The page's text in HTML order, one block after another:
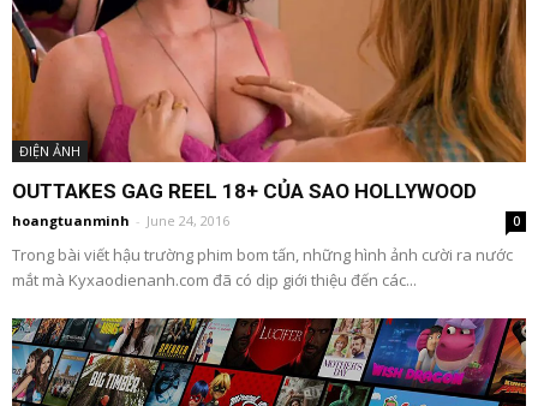
ĐIỆN ẢNH
OUTTAKES GAG REEL 18+ CỦA SAO HOLLYWOOD
hoangtuanminh - June 24, 2016 0
Trong bài viết hậu trường phim bom tấn, những hình ảnh cười ra nước
mắt mà Kyxaodienanh.com đã có dịp giới thiệu đến các...